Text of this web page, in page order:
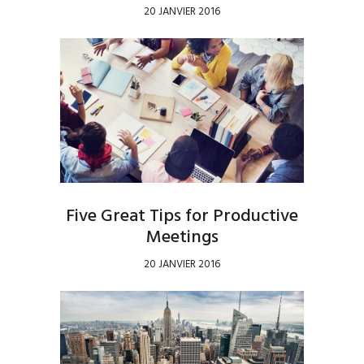
20 JANVIER 2016
Five Great Tips for Productive
Meetings
20 JANVIER 2016